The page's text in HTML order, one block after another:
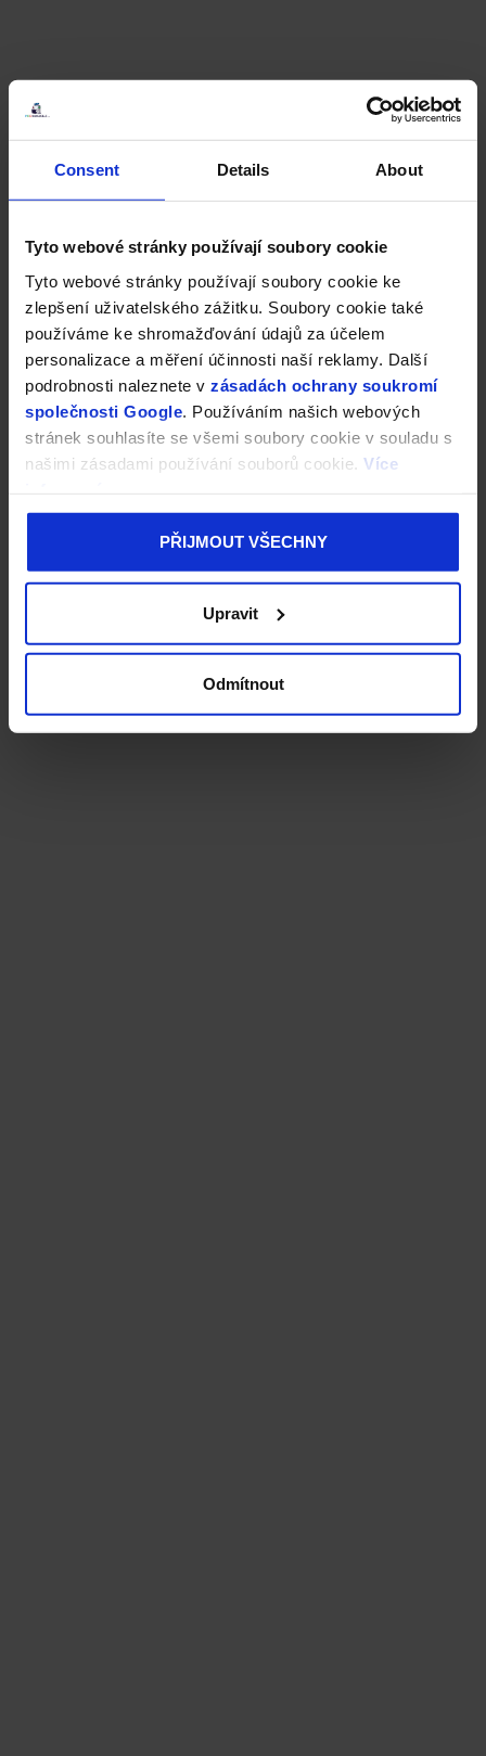
Consent Details About
Tyto webové stránky používají soubory cookie
Tyto webové stránky používají soubory cookie ke
zlepšení uživatelského zážitku. Soubory cookie také
používáme ke shromažďování údajů za účelem
personalizace a měření účinnosti naší reklamy. Další
podrobnosti naleznete v zásadách ochrany soukromí
společnosti Google . Používáním našich webových
stránek souhlasíte se všemi soubory cookie v souladu s
našimi zásadami používání souborů cookie. Více
PŘIJMOUT VŠECHNY
Upravit
Odmítnout